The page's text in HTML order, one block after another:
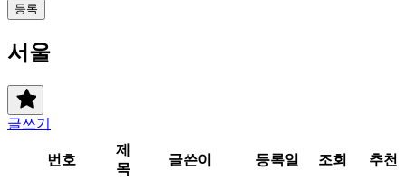
등록
서울
글쓰기
번호
제
목
글쓴이 등록일 조회 추천